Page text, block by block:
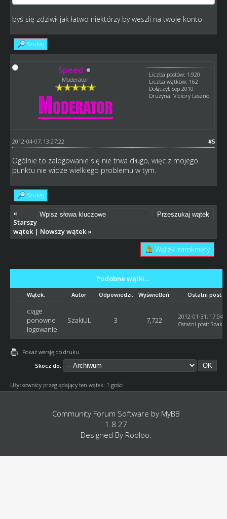
byś się zdziwił jak łatwo niektórzy by weszli na twoje konto
Szukaj
Speed
Moderator
Liczba postów: 1,920
Liczba wątków: 162
Dołączył: Sep 2010
Drużyna: Victory Leszno
#5
2012-04-07, 13:27:22
Ogólnie to zalogowanie się nie trwa długo, więc z mojego
punktu nie widze wielkiego problemu w tym.
Szukaj
«
Starszy
wątek| Nowszy wątek»
Wątek zamknięty
Podobne wątki…
Wątek: Autor Odpowiedzi: Wyświetleń: Ostatni post
ciąge
ponowne
logowanie
SzakiUL 3 7,722
2012-01-31,
Ostatni post:
Pokaż wersję do druku
Skocz do:
Użytkownicy przeglądający ten wątek: 1 gości
Community Forum Software by MyBB
1.8.27
Designed By Rooloo.